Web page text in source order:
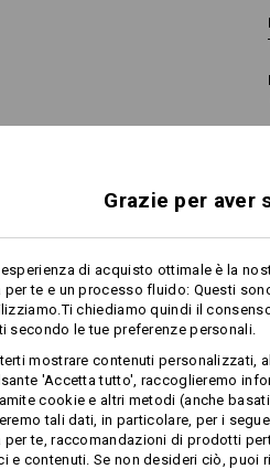
Grazie per aver
di acquisto ottimale è la
per te e un processo fluido: Questi
chiediamo quindi il
secondo le tue preferenze personali.
mostrare contenuti personalizzati,
'Accetta tutto', raccoglieremo
cookie e altri metodi (anche
tali dati, in particolare, per i
per te, raccomandazioni di prodotti
e contenuti. Se non desideri ciò,